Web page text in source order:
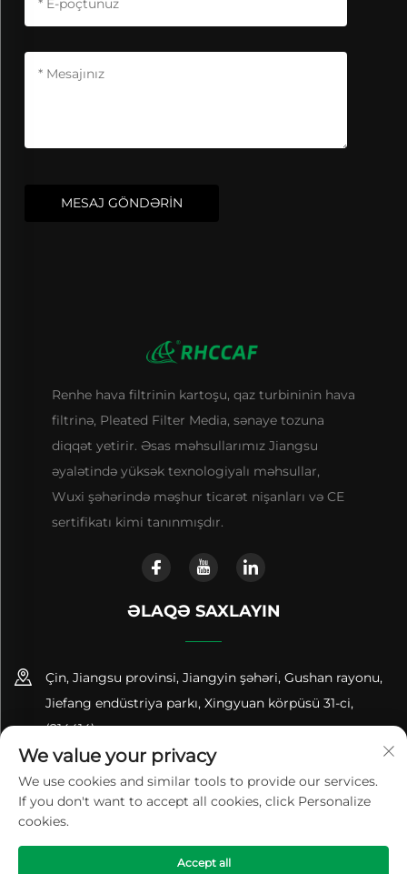
MESAJ GÖNDƏRİN
Renhe hava filtrinin kartoşu, qaz turbininin hava
filtrinə, Pleated Filter Media, sənaye tozuna
diqqət yetirir. Əsas məhsullarımız Jiangsu
əyalətində yüksək texnologiyalı məhsullar,
Wuxi şəhərində məşhur ticarət nişanları və CE
sertifikatı kimi tanınmışdır.
ƏLAQƏ SAXLAYIN
Çin, Jiangsu provinsi, Jiangyin şəhəri, Gushan rayonu,
Jiefang endüstriya parkı, Xingyuan körpüsü 31-ci,
(214414)
+86-18961600368
[email protected]
Copyright © 2024 Jiangsu Renhe Environmental Equipments
We value your privacy
We use cookies and similar tools to provide our services.
If you don't want to accept all cookies, click Personalize
cookies.
Accept all